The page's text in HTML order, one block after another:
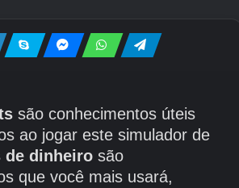
são conhecimentos úteis
ao jogar este simulador de
de dinheirosão
que você mais usará,